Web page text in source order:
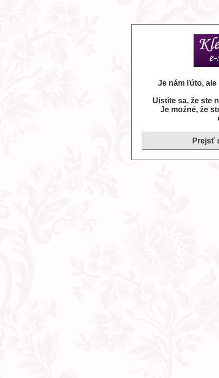
Je nám ľúto,
Uistite sa, že ste
Je možné, že
Prejsť